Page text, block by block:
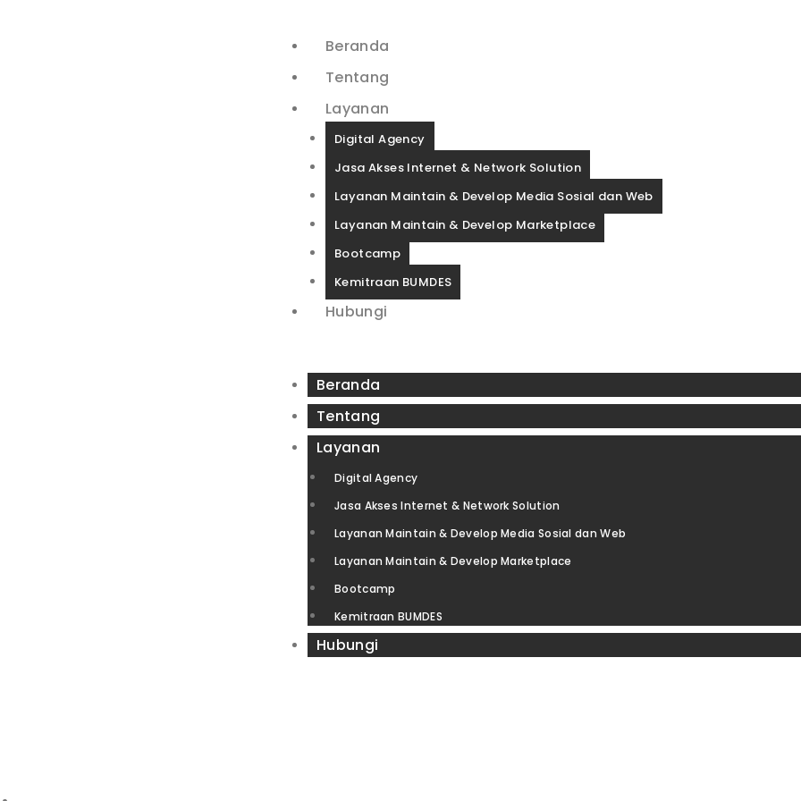
Beranda
Tentang
Layanan
Digital Agency
Jasa Akses Internet & Network Solution
Layanan Maintain & Develop Media Sosial dan Web
Layanan Maintain & Develop Marketplace
Bootcamp
Kemitraan BUMDES
Hubungi
Beranda
Tentang
Layanan
Digital Agency
Jasa Akses Internet & Network Solution
Layanan Maintain & Develop Media Sosial dan Web
Layanan Maintain & Develop Marketplace
Bootcamp
Kemitraan BUMDES
Hubungi